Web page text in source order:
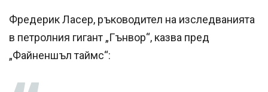
Фредерик Ласер, ръководител на изследванията
в петролния гигант „Гънвор“, казва пред
„Файненшъл таймс“: